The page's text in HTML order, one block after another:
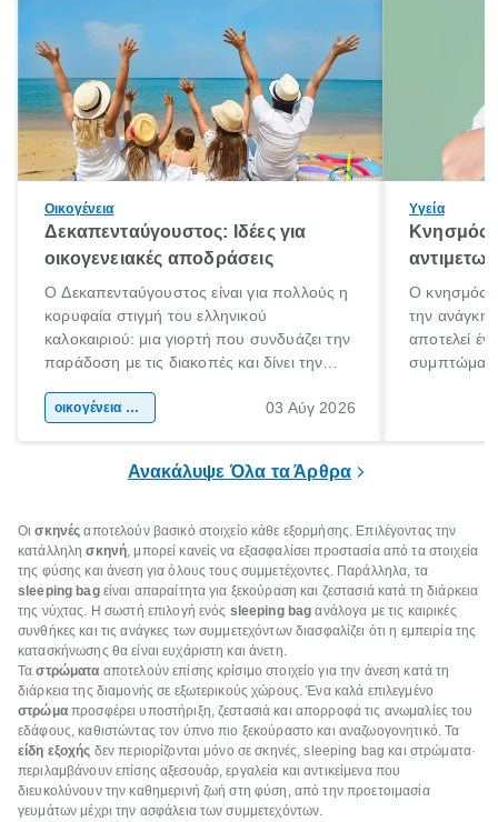
Οικογένεια
Δεκαπενταύγουστος: Ιδέες για
οικογενειακές αποδράσεις
Ο Δεκαπενταύγουστος είναι για πολλούς η
κορυφαία στιγμή του ελληνικού
καλοκαιριού: μια γιορτή που συνδυάζει την
παράδοση με τις διακοπές και δίνει την
χώρας. Είτε πρόκειται για λίγες μέρες
οικογένεια & παιδί 03 Αύγ 2026
Υγεία
Κνησμός:
Ο κνησμός
την ανάγκη
αποτελεί
Ανακάλυψε Όλα τα Άρθρα
Οισκηνές αποτελούν βασικό στοιχείο κάθε εξορμήσης. Επιλέγοντας την
κατάλληλησκηνή, μπορεί κανείς να εξασφαλίσει προστασία από τα στοιχεία
της φύσης και άνεση για όλους τους συμμετέχοντες. Παράλληλα, τα
sleeping bagείναι απαραίτητα για ξεκούραση και ζεστασιά κατά τη διάρκεια
της νύχτας. Η σωστή επιλογή ενός sleeping bag ανάλογα με τις καιρικές
συνθήκες και τις ανάγκες των συμμετεχόντων διασφαλίζει ότι η εμπειρία της
κατασκήνωσης θα είναι ευχάριστη και άνετη.
Ταστρώματα αποτελούν επίσης κρίσιμο στοιχείο για την άνεση κατά τη
διάρκεια της διαμονής σε εξωτερικούς χώρους. Ένα καλά επιλεγμένο
στρώμαπροσφέρει υποστήριξη, ζεστασιά και απορροφά τις ανωμαλίες του
εδάφους, καθιστώντας τον ύπνο πιο ξεκούραστο και αναζωογονητικό. Τα
είδη εξοχής δεν περιορίζονται μόνο σε σκηνές, sleeping bag και στρώματα·
περιλαμβάνουν επίσης αξεσουάρ, εργαλεία και αντικείμενα που
διευκολύνουν την καθημερινή ζωή στη φύση, από την προετοιμασία
γευμάτων μέχρι την ασφάλεια των συμμετεχόντων.